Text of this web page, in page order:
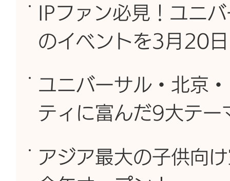
IPファン必見！ユニ
のイベントを3月20
ユニバーサル・北京
ティに富んだ9大テー
アジア最大の子供向